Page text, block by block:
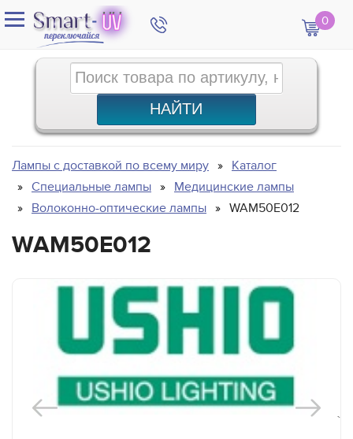
0
Лампы с доставкой по всему миру
Каталог
Специальные лампы
Медицинские лампы
Волоконно-оптические лампы
WAM50E012
WAM50E012
`